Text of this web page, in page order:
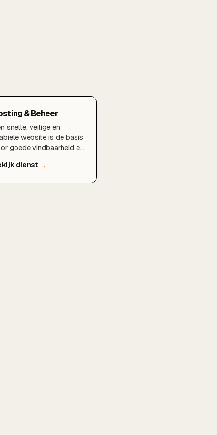
& Beheer
snelle, veilige en
website is de basis
goede vindbaarheid en
hosting,